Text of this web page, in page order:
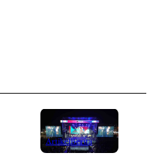
ArtikelBerita